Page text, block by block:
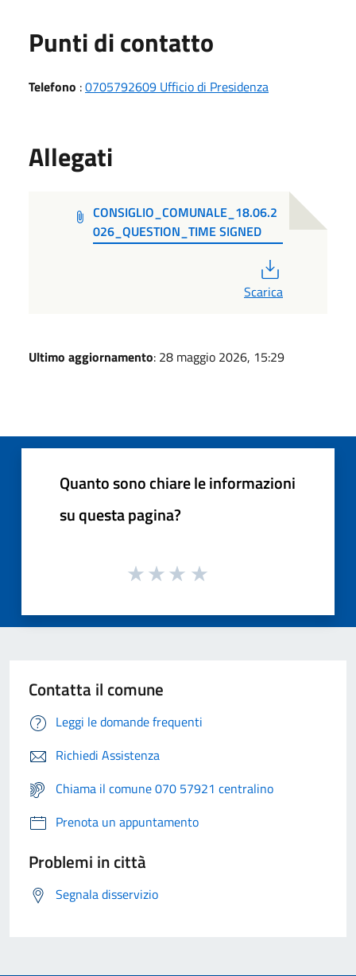
Punti di contatto
Telefono :0705792609 Ufficio di Presidenza
Allegati
CONSIGLIO_COMUNALE_18.06.2
026_QUESTION_TIME SIGNED
Scarica
Ultimo aggiornamento: 28 maggio 2026, 15:29
Quanto sono chiare le informazioni
su questa pagina?
Contatta il comune
Leggi le domande frequenti
Richiedi Assistenza
Chiama il comune 070 57921 centralino
Prenota un appuntamento
Problemi in città
Segnala disservizio